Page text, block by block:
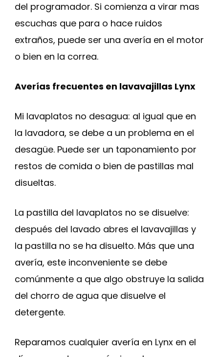
del programador. Si comienza a virar mas
escuchas que para o hace ruidos
extraños, puede ser una avería en el motor
o bien en la correa.
Averías frecuentes en lavavajillas Lynx
Mi lavaplatos no desagua: al igual que en
la lavadora, se debe a un problema en el
desagüe. Puede ser un taponamiento por
restos de comida o bien de pastillas mal
disueltas.
La pastilla del lavaplatos no se disuelve:
después del lavado abres el lavavajillas y
la pastilla no se ha disuelto. Más que una
avería, este inconveniente se debe
comúnmente a que algo obstruye la salida
del chorro de agua que disuelve el
detergente.
Reparamos cualquier avería en Lynx en el